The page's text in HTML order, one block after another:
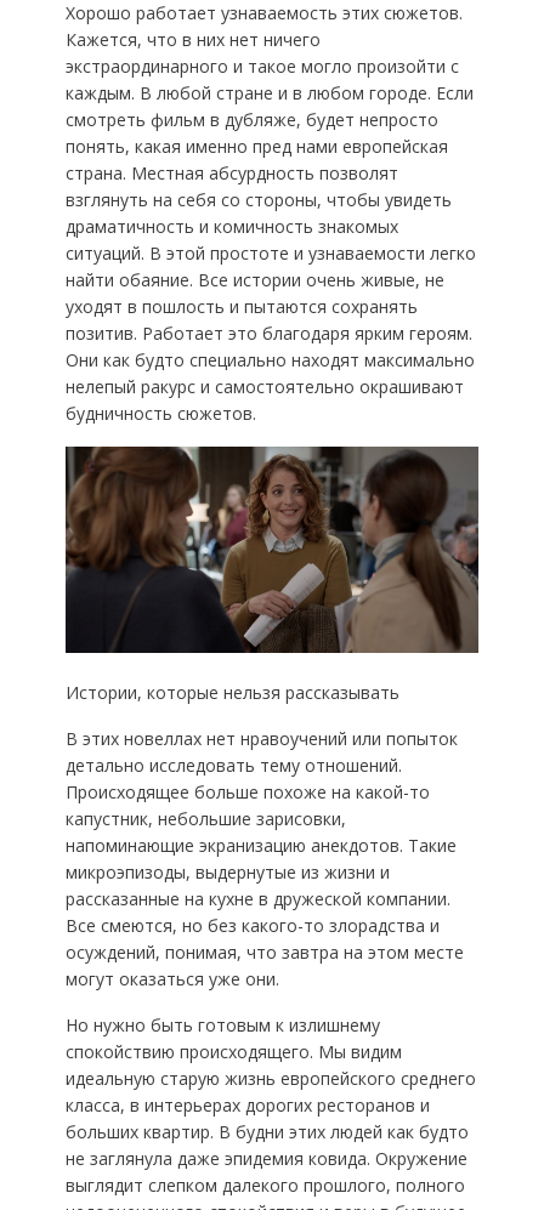
Хорошо работает узнаваемость этих сюжетов.
Кажется, что в них нет ничего
экстраординарного и такое могло произойти с
каждым. В любой стране и в любом городе. Если
смотреть фильм в дубляже, будет непросто
понять, какая именно пред нами европейская
страна. Местная абсурдность позволят
взглянуть на себя со стороны, чтобы увидеть
драматичность и комичность знакомых
ситуаций. В этой простоте и узнаваемости легко
найти обаяние. Все истории очень живые, не
уходят в пошлость и пытаются сохранять
позитив. Работает это благодаря ярким героям.
Они как будто специально находят максимально
нелепый ракурс и самостоятельно окрашивают
будничность сюжетов.
Истории, которые нельзя рассказывать
В этих новеллах нет нравоучений или попыток
детально исследовать тему отношений.
Происходящее больше похоже на какой-то
капустник, небольшие зарисовки,
напоминающие экранизацию анекдотов. Такие
микроэпизоды, выдернутые из жизни и
рассказанные на кухне в дружеской компании.
Все смеются, но без какого-то злорадства и
осуждений, понимая, что завтра на этом месте
могут оказаться уже они.
Но нужно быть готовым к излишнему
спокойствию происходящего. Мы видим
идеальную старую жизнь европейского среднего
класса, в интерьерах дорогих ресторанов и
больших квартир. В будни этих людей как будто
не заглянула даже эпидемия ковида. Окружение
выглядит слепком далекого прошлого, полного